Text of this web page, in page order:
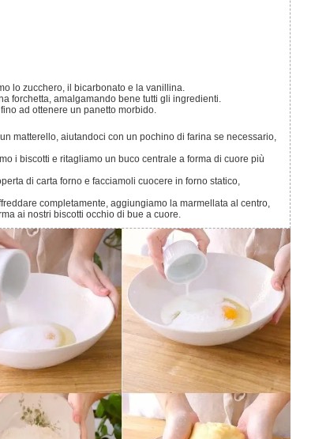
lo zucchero, il bicarbonato e la vanillina.
forchetta, amalgamando bene tutti gli ingredienti.
ad ottenere un panetto morbido.
ai nostri biscotti occhio di bue a cuore.